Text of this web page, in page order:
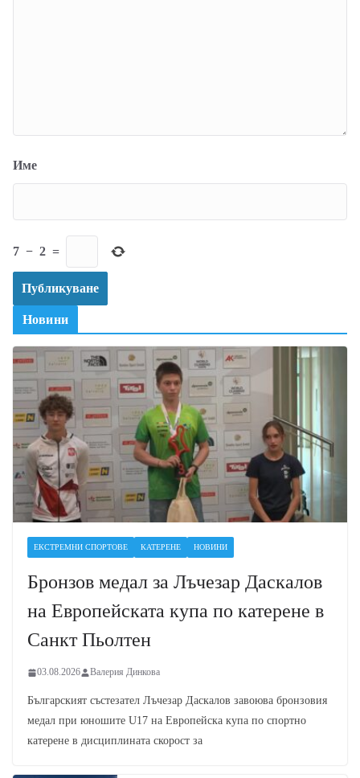
Име
7 − 2 =
Новини
ЕКСТРЕМНИ СПОРТОВЕ КАТЕРЕНЕ НОВИНИ
Бронзов медал за Лъчезар Даскалов
на Европейската купа по катерене в
Санкт Пьолтен
03.08.2026 Валерия Динкова
Българският състезател Лъчезар Даскалов завоюва бронзовия
медал при юношите U17 на Европейска купа по спортно
катерене в дисциплината скорост за